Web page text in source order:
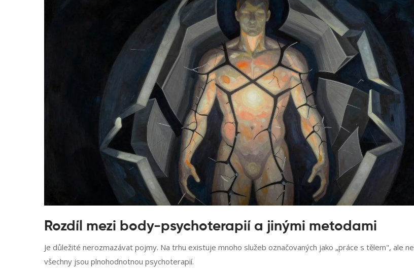
Rozdíl mezi body-psychoterapií a jinými metodami
Je důležité nerozmazávat pojmy. Na trhu existuje mnoho služeb označovaných jako „práce s tělem", ale ne
všechny jsou plnohodnotnou psychoterapií.